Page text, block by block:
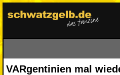
VARgentinien mal